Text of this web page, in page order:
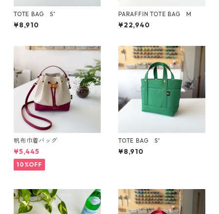
TOTE BAG S⁺
¥8,910
PARAFFIN TOTE BAG M
¥22,940
帆布巾着バッグ
¥5,445
10%OFF
TOTE BAG S⁺
¥8,910